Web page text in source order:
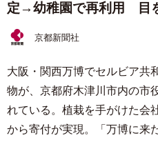
定→幼稚園で再利用 目
京都新聞社
大阪・関西万博でセルビア共
物が、京都府木津川市内の市
れている。植栽を手がけた会
から寄付が実現。「万博に来